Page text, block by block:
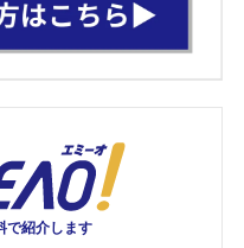
で紹介します